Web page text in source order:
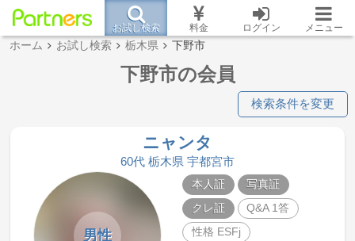
お試し検索 料金 ログイン メニュー
ホーム お試し検索 栃木県 下野市
下野市の会員
検索条件を変更
ニャンタ
60代 栃木県 宇都宮市
男性
本人証
写真証
クレ証
Q&A 1答
性格 ESFj